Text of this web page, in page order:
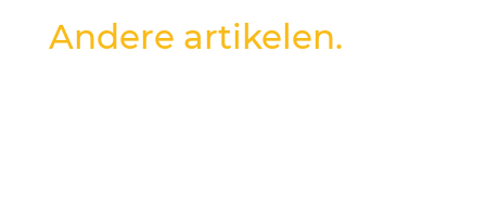
Andere artikelen.